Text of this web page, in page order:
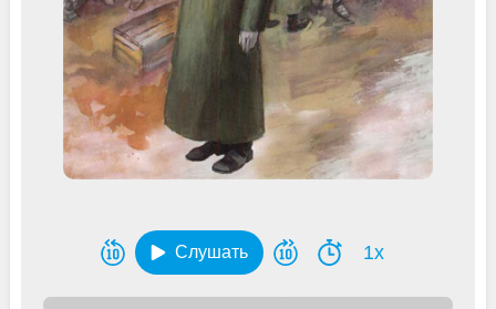
Слушать 1x